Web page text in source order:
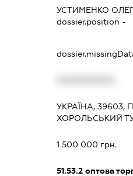
УСТИМЕНКО
dossier.position -
УКРАЇНА, 39603,
ХОРОЛЬСЬКИЙ
1 500 000 грн.
51.53.2оптова